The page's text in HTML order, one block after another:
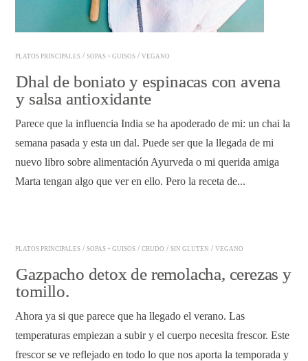
PLATOS PRINCIPALES /SOPAS + GUISOS /VEGANO
Dhal de boniato y espinacas con avena
y salsa antioxidante
Parece que la influencia India se ha apoderado de mi: un chai la
semana pasada y esta un dal. Puede ser que la llegada de mi
nuevo libro sobre alimentación Ayurveda o mi querida amiga
Marta tengan algo que ver en ello. Pero la receta de...
PLATOS PRINCIPALES /SOPAS + GUISOS /CRUDO /SIN GLUTEN /VEGANO
Gazpacho detox de remolacha, cerezas y
tomillo.
Ahora ya si que parece que ha llegado el verano. Las
temperaturas empiezan a subir y el cuerpo necesita frescor. Este
frescor se ve reflejado en todo lo que nos aporta la temporada y